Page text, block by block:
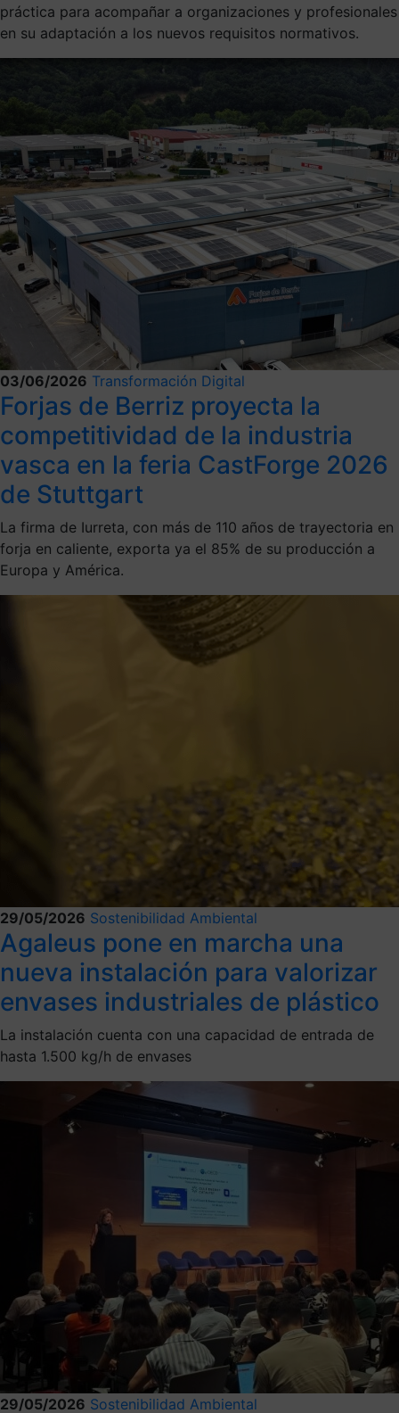
práctica para acompañar a organizaciones y profesionales
en su adaptación a los nuevos requisitos normativos.
03/06/2026 Transformación Digital
Forjas de Berriz proyecta la
competitividad de la industria
vasca en la feria CastForge 2026
de Stuttgart
La firma de Iurreta, con más de 110 años de trayectoria en
forja en caliente, exporta ya el 85% de su producción a
Europa y América.
29/05/2026 Sostenibilidad Ambiental
Agaleus pone en marcha una
nueva instalación para valorizar
envases industriales de plástico
La instalación cuenta con una capacidad de entrada de
hasta 1.500 kg/h de envases
29/05/2026 Sostenibilidad Ambiental